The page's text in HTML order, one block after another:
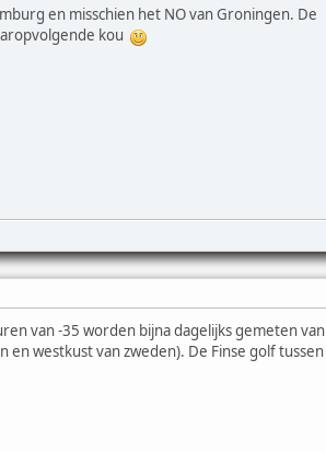
en misschien het NO van Groningen. De
kou
van -35 worden bijna dagelijks gemeten van
westkust van zweden). De Finse golf tussen